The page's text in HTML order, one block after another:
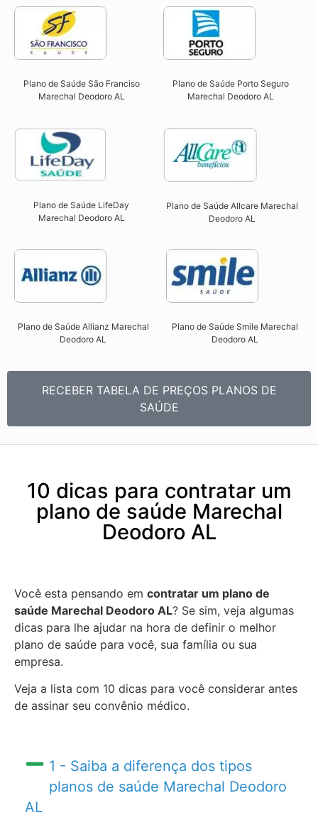
Plano de Saúde São Franciso
Marechal Deodoro AL​
Plano de Saúde Porto Seguro
Marechal Deodoro AL​
Plano de Saúde LifeDay
Marechal Deodoro AL
Plano de Saúde Allcare Marechal
Deodoro AL​
Plano de Saúde Allianz Marechal
Deodoro AL​
Plano de Saúde Smile Marechal
Deodoro AL​
RECEBER TABELA DE PREÇOS PLANOS DE
SAÚDE
10 dicas para contratar um
plano de saúde Marechal
Deodoro AL
Você esta pensando em contratar um plano de
saúde Marechal Deodoro AL? Se sim, veja algumas
dicas para lhe ajudar na hora de definir o melhor
plano de saúde para você, sua família ou sua
empresa.
Veja a lista com 10 dicas para você considerar antes
de assinar seu convênio médico.
1 - Saiba a diferença dos tipos
planos de saúde Marechal Deodoro
AL